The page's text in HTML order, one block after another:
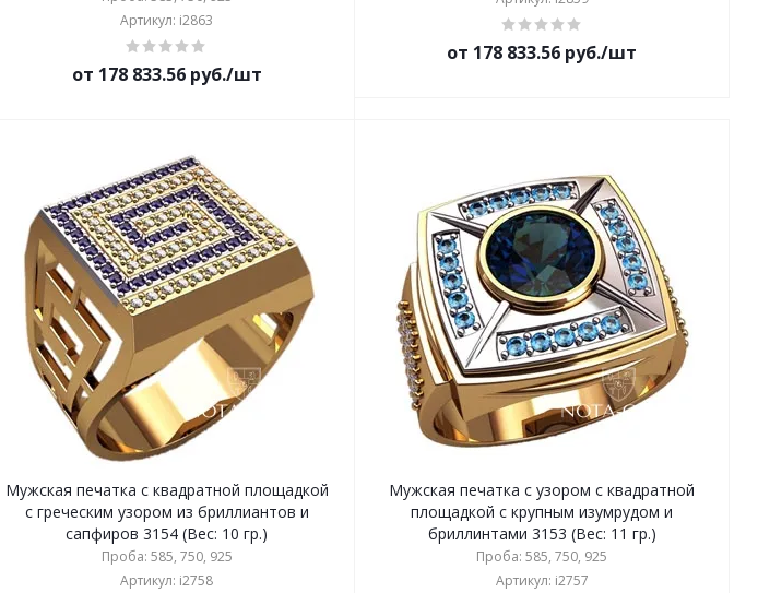
Артикул: i2863
от 178 833.56 руб./шт
от 178 833.56 руб./шт
Мужская печатка с квадратной площадкой
с греческим узором из бриллиантов и
сапфиров 3154 (Вес: 10 гр.)
Проба: 585, 750, 925
Артикул: i2758
Мужская печатка с узором с квадратной
площадкой с крупным изумрудом и
бриллинтами 3153 (Вес: 11 гр.)
Проба: 585, 750, 925
Артикул: i2757